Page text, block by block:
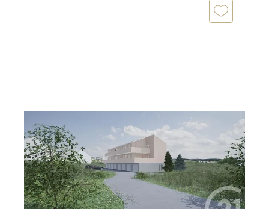
BOIS D AMONT 39
78 m2, 3 pièces
Ref : 10711
Appartement F3 à vendre
340 000 €